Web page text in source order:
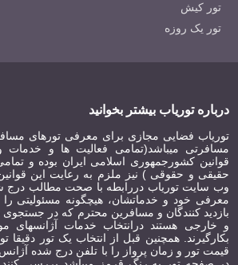
هتل لیونل استانبول‬‎ ترکیه
تور کیش
تور یک روزه
درباره توریاب بیشتر بخوانید
توریاب فضایی مجازی برای معرفی تورهای
مسافرتی میباشد(تمامی فعالیت ها و خدمات
قوانین کشورجمهوری اسلامی ایران بوده و
حقیقی و حقوقی ) نیز ملزم به رعایت این
وب سایت توریاب دررابطه با صحت مطالب درج
معرفی خود و خدماتشان، هیچگونه مسئولیتی
بازدید کنندگان و مسافرین محترم که در
و خارجی هستند درانتخاب خدمات آژانسهای
بکارگیرند. همچنین قبل از انتخاب یک تور
قیمت تور و زمان پرواز را با تلفن درج شده